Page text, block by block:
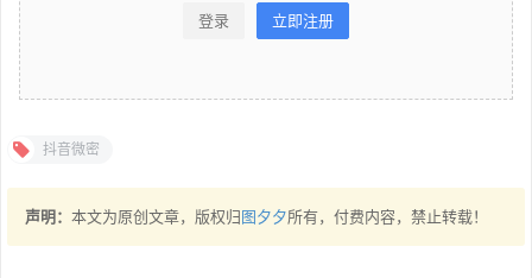
登录 立即注册
抖音微密
声明： 本文为原创文章，版权归 图夕夕所有，付费内容，禁止转载！